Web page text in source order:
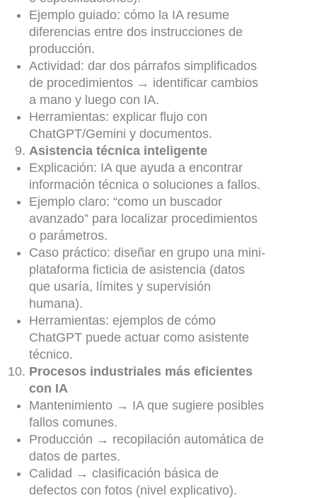
Ejemplo guiado: cómo la IA resume
diferencias entre dos instrucciones de
producción.
Actividad: dar dos párrafos simplificados
de procedimientos → identificar cambios
a mano y luego con IA.
Herramientas: explicar flujo con
ChatGPT/Gemini y documentos.
Asistencia técnica inteligente
Explicación: IA que ayuda a encontrar
información técnica o soluciones a fallos.
Ejemplo claro: “como un buscador
avanzado” para localizar procedimientos
o parámetros.
Caso práctico: diseñar en grupo una mini-
plataforma ficticia de asistencia (datos
que usaría, límites y supervisión
humana).
Herramientas: ejemplos de cómo
ChatGPT puede actuar como asistente
técnico.
Procesos industriales más eficientes
con IA
Mantenimiento → IA que sugiere posibles
fallos comunes.
Producción → recopilación automática de
datos de partes.
Calidad → clasificación básica de
defectos con fotos (nivel explicativo).